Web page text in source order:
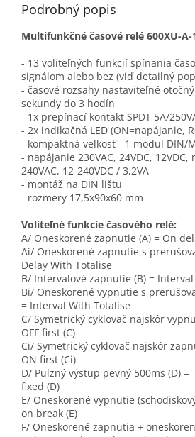
Podrobný popis
Multifunkčné časové relé 600XU-A-
- 13 voliteľných funkcií spínania
signálom alebo bez (viď detailný
- časové rozsahy nastaviteľné
sekundy do 3 hodín
- 1x prepínací kontakt SPDT 5A/
- 2x indikačná LED (ON=napájanie,
- kompaktná veľkosť - 1 modul DIN/
- napájanie 230VAC, 24VDC,
240VAC, 12-240VDC / 3,2VA
- montáž na DIN lištu
- rozmery 17,5x90x60 mm
Voliteľné funkcie časového relé:
A/ Oneskorené zapnutie (A) = On
Ai/ Oneskorené zapnutie s
Delay With Totalise
B/ Intervalové zapnutie (B) = Interval
Bi/ Oneskorené vypnutie s
= Interval With Totalise
C/ Symetrický cyklovač najskôr
OFF first (C)
Ci/ Symetrický cyklovač najskôr
ON first (Ci)
D/ Pulzný výstup pevný 500ms (D) =
fixed (D)
E/ Oneskorené vypnutie
on break (E)
F/ Oneskorené zapnutia +